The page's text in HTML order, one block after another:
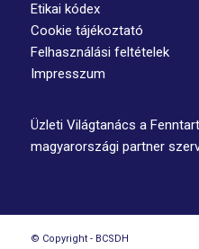
Etikai kódex
Cookie tájékoztató
Felhasználási feltételek
Impresszum
Üzleti Világtanács a
magyarországi partner
© Copyright - BCSDH